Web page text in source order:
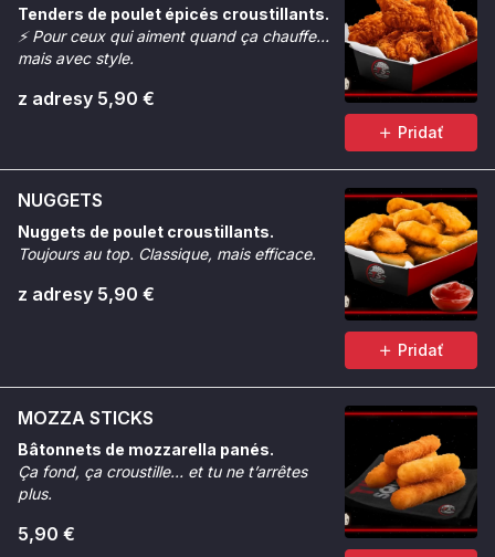
Tenders de poulet épicés croustillants.
⚡ Pour ceux qui aiment quand ça chauffe…
mais avec style.
z adresy 5,90 €
Pridať
NUGGETS
Nuggets de poulet croustillants.
Toujours au top. Classique, mais efficace.
z adresy 5,90 €
Pridať
MOZZA STICKS
Bâtonnets de mozzarella panés.
Ça fond, ça croustille… et tu ne t’arrêtes
plus.
5,90 €